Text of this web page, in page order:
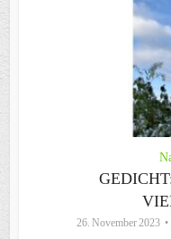
26. November 2023